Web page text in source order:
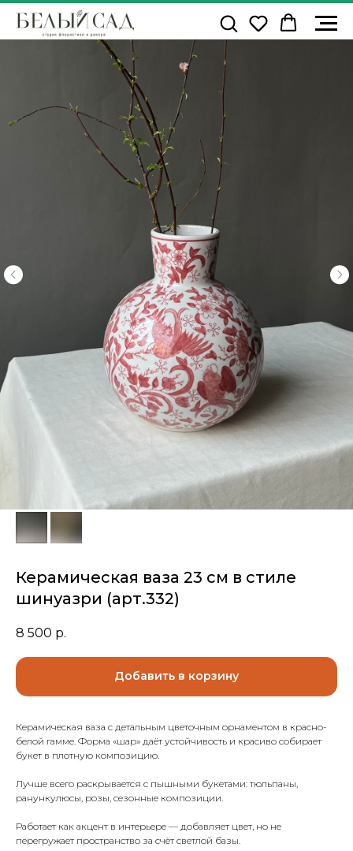
Керамическая ваза 23 см в стиле
шинуазри (арт.332)
8 500 р.
Добавить в корзину
Керамическая ваза с детальным цветочным орнаментом в красно-
белой гамме. Форма «шар» даёт устойчивость и красиво собирает
букет в плотную композицию.
Лучше всего раскрывается с пышными букетами: тюльпаны,
ранункулюсы, розы, сезонные композиции.
Работает как акцент в интерьере — добавляет цвет, но не
перегружает пространство за счёт светлой базы.